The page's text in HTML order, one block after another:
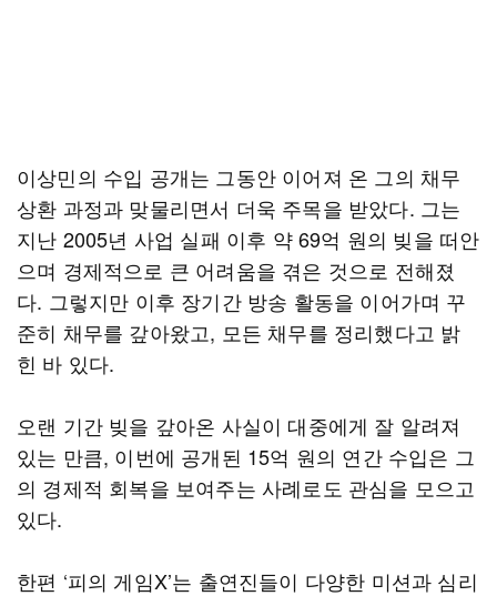
이상민의 수입 공개는 그동안 이어져 온 그의 채무
상환 과정과 맞물리면서 더욱 주목을 받았다. 그는
지난 2005년 사업 실패 이후 약 69억 원의 빚을 떠안
으며 경제적으로 큰 어려움을 겪은 것으로 전해졌
다. 그렇지만 이후 장기간 방송 활동을 이어가며 꾸
준히 채무를 갚아왔고, 모든 채무를 정리했다고 밝
힌 바 있다.
오랜 기간 빚을 갚아온 사실이 대중에게 잘 알려져
있는 만큼, 이번에 공개된 15억 원의 연간 수입은 그
의 경제적 회복을 보여주는 사례로도 관심을 모으고
있다.
한편 ‘피의 게임X’는 출연진들이 다양한 미션과 심리